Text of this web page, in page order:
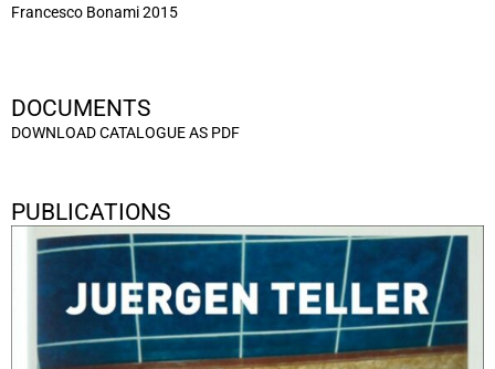
Francesco Bonami 2015
DOCUMENTS
DOWNLOAD CATALOGUE AS PDF
PUBLICATIONS